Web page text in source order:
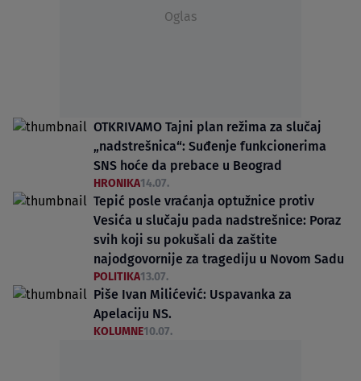
Oglas
OTKRIVAMO Tajni plan režima za slučaj
„nadstrešnica“: Suđenje funkcionerima
SNS hoće da prebace u Beograd
HRONIKA14.07.
Tepić posle vraćanja optužnice protiv
Vesića u slučaju pada nadstrešnice: Poraz
svih koji su pokušali da zaštite
najodgovornije za tragediju u Novom Sadu
POLITIKA13.07.
Piše Ivan Milićević: Uspavanka za
Apelaciju NS.
KOLUMNE10.07.